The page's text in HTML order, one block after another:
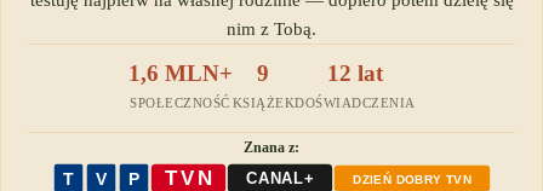
nim z Tobą.
1,6 MLN+
SPOŁECZNOŚĆ
9
KSIĄŻEK
12 lat
DOŚWIADCZENIA
Znana z:
T V P TVN CANAL+ DZIEŃ DOBRY TVN